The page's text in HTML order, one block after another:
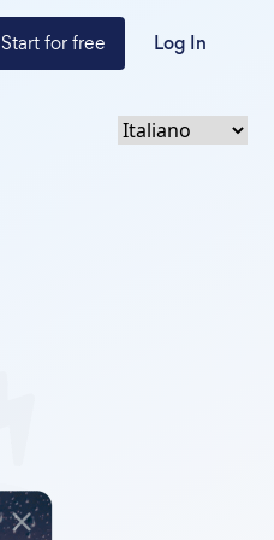
Start for free Log In